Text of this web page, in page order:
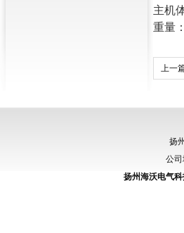
主机
重量：
上一
扬
公
扬州海沃电气